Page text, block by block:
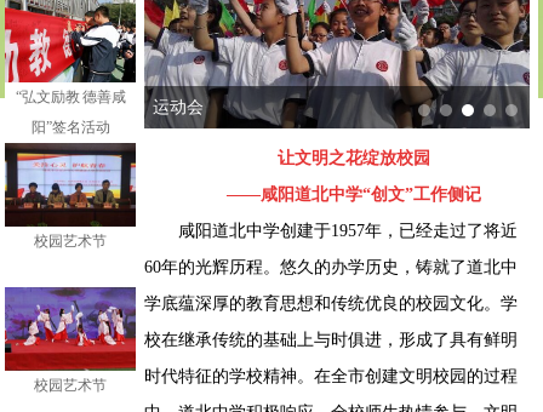
“弘文励教 德善咸
阳”签名活动
校园艺术节
校园艺术节
运动会
让文明之花绽放校园
——咸阳道北中学“创文”工作侧记
咸阳道北中学创建于1957年，已经走过了将近
60年的光辉历程。悠久的办学历史，铸就了道北中
学底蕴深厚的教育思想和传统优良的校园文化。学
校在继承传统的基础上与时俱进，形成了具有鲜明
时代特征的学校精神。在全市创建文明校园的过程